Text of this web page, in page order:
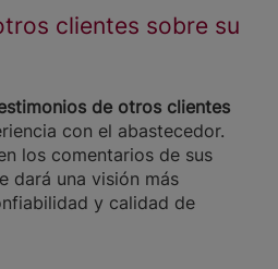
clientes sobre su
de otros clientes
con el abastecedor.
los comentarios de sus
dará una visión más
y calidad de